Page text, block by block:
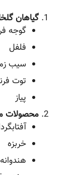
گیاهان
گوجه
فلفل
سیب
توت فرنگی
پیاز
محصولات
آفتابگردان
خربزه
هندوانه